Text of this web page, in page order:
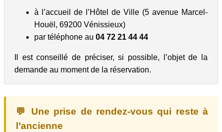
à l’accueil de l’Hôtel de Ville (5 avenue Marcel-
Houël, 69200 Vénissieux)
par téléphone au 04 72 21 44 44
Il est conseillé de préciser, si possible, l’objet de la
demande au moment de la réservation.
💬 Une prise de rendez-vous qui reste à
l’ancienne